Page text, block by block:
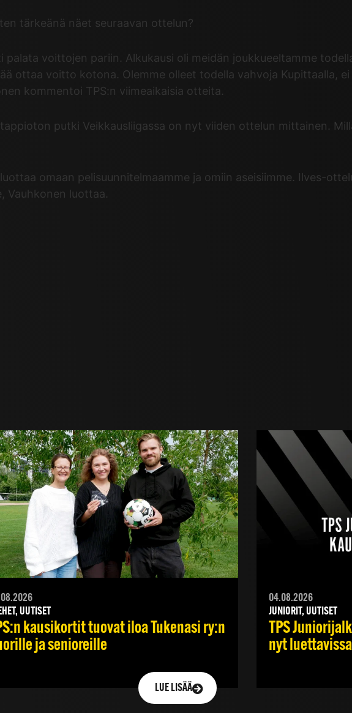
tärkeänä näet seuraavan ottelun?
voittojen pariin. Alkukausi oli meidän joukkueeltamme
ottaa voitto kotona. Olemme olleet todella vahvoja Kupittaalla,
kommentoi TPS:n viimeaikaisia otteita.
putki Veikkausliigassa on nyt viiden ottelun mittainen.
omaan pelisuunnitelmaamme ja omiin aseisiimme. Ilves-
Vauhkonen luottaa.
UUTISET
kausikortit tuovat iloa Tukenasi ry:n
ja senioreille
LUE LISÄÄ
04.08.2026
JUNIORIT, UUTISET
TPS
nyt luettavissa